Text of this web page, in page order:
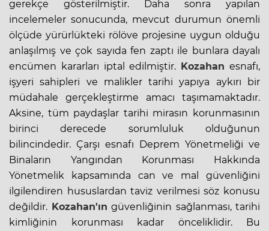
gerekçe gösterilmiştir. Daha sonra yapılan
incelemeler sonucunda, mevcut durumun önemli
ölçüde yürürlükteki rölöve projesine uygun olduğu
anlaşılmış ve çok sayıda fen zaptı ile bunlara dayalı
encümen kararları iptal edilmiştir. Kozahan esnafı,
işyeri sahipleri ve malikler tarihi yapıya aykırı bir
müdahale gerçekleştirme amacı taşımamaktadır.
Aksine, tüm paydaşlar tarihi mirasın korunmasının
birinci derecede sorumluluk olduğunun
bilincindedir. Çarşı esnafı Deprem Yönetmeliği ve
Binaların Yangından Korunması Hakkında
Yönetmelik kapsamında can ve mal güvenliğini
ilgilendiren hususlardan taviz verilmesi söz konusu
değildir. Kozahan'ın güvenliğinin sağlanması, tarihi
kimliğinin korunması kadar önceliklidir. Bu